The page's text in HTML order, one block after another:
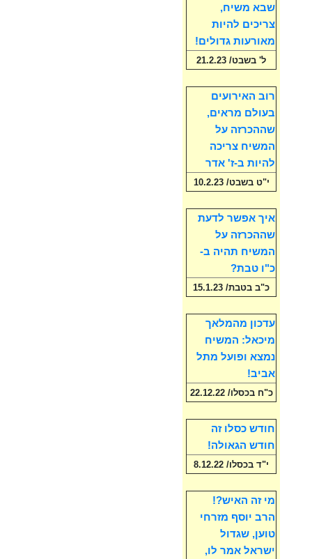
שבא משיח,
צריכים להיות
מאורעות גדולים!
ל' בשבט/ 21.2.23
רוב האירועים
בעולם מראים,
שההכרזה על
המשיח צריכה
להיות ב-ז' אדר
י"ט בשבט/ 10.2.23
איך אפשר לדעת
שההכרזה על
המשיח תהיה ב-
כ"ו טבת?
כ"ב בטבת/ 15.1.23
עדכון מהמלאך
מיכאל: המשיח
נמצא ופועל מתל
אביב!
כ"ח בכסלו/ 22.12.22
חודש כסלו זה
חודש הגאולה!
י"ד בכסלו/ 8.12.22
מי זה האיש?!
הרב יוסף מזרחי
טוען, שגדול
ישראל אמר לו,